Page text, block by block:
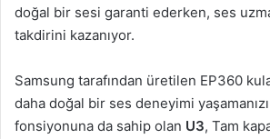
doğal bir sesi garanti ederken, ses
takdirini kazanıyor.
Samsung tarafından üretilen EP360
daha doğal bir ses deneyimi
fonsiyonuna da sahip olan U3, Tam